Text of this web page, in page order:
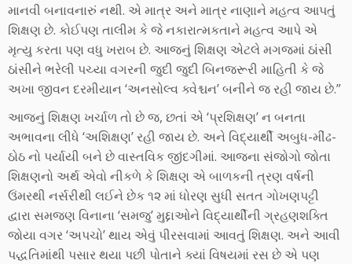
માનવી બનાવનારું નથી. એ માત્ર અને માત્ર નાણાને મહત્વ આપતું
શિક્ષણ છે. કોઈપણ તાલીમ કે જે નકારાત્મકતાને મહત્વ આપે એ
મૃત્યુ કરતા પણ વધુ ખરાબ છે. આજનું શિક્ષણ એટલે મગજમાં ઠાંસી
ઠાંસીને ભરેલી પચ્યા વગરની જુદી જુદી બિનજરૂરી માહિતી કે જે
અખા જીવન દરમીયાન ‘અનસોલ્વ ક્વેશ્ચન’ બનીને જ રહી જાય છે.”
આજનું શિક્ષણ ખર્ચાળ તો છે જ, છતાં એ ‘પ્રશિક્ષણ’ ન બનતા
અભાવના લીધે ‘અશિક્ષણ’ રહી જાય છે. અને વિદ્યાર્થી અબુધ-મીંઢ-
ઠોઠ નો પર્યાયી બને છે વાસ્તવિક જીંદગીમાં. આજના સંજોગો જોતા
શિક્ષણનો અર્થ એવો નીકળે કે શિક્ષણ એ બાળકની ત્રણ વર્ષની
ઉંમરથી નર્સરીથી લઈને છેક ૧૨ માં ધોરણ સુધી સતત ગોખણપટ્ટી
દ્વારા સમજણ વિનાના ‘સમજુ’ મુદ્દાઓને વિદ્યાર્થીની ગ્રહણશક્તિ
જોયા વગર ‘અપચો’ થાય એવું પીરસવામાં આવતું શિક્ષણ. અને આવી
પદ્ધતિમાંથી પસાર થયા પછી પોતાને ક્યાં વિષયમાં રસ છે એ પણ